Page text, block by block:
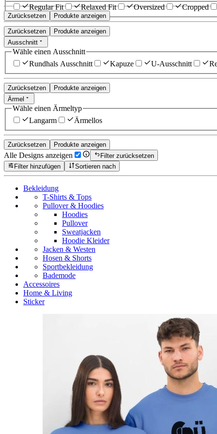
Zurücksetzen Produkte anzeigen
Regular Fit
Relaxed Fit Oversized Cropped
Zurücksetzen
Produkte anzeigen
Ausschnitt
Wähle einen Ausschnitt
Rundhals Ausschnitt
Kapuze U-Ausschnitt
Zurücksetzen
Produkte anzeigen
Ärmel
Wähle einen Ärmeltyp
Langarm
Ärmellos
Zurücksetzen Produkte anzeigen
Alle Designs anzeigen
Filter zurücksetzen
Filter hinzufügen
Sortieren nach
Bekleidung
T-Shirts & Tops
Pullover & Hoodies
Hoodies
Pullover
Sweatjacken
Hoodie Kleider
Jacken & Westen
Hosen & Shorts
Sportbekleidung
Bademode
Accessoires
Home & Living
Sticker